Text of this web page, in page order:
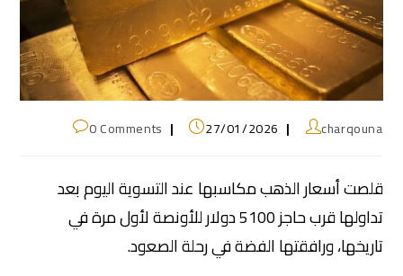
charqouna
27/01/2026
0 Comments
قلصت أسعار الذهب مكاسبها عند التسوية اليوم بعد
تداولها قرب حاجز 5100 دولار للأونصة لأول مرة في
تاريخها، ورافقتها الفضة في رحلة الصعود.